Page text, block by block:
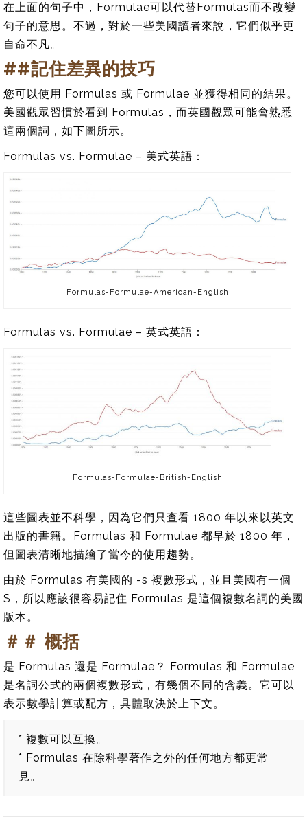
在上面的句子中，Formulae可以代替Formulas而不改變
句子的意思。不過，對於一些美國讀者來說，它們似乎更
自命不凡。
##記住差異的技巧
您可以使用 Formulas 或 Formulae 並獲得相同的結果。
美國觀眾習慣於看到 Formulas，而英國觀眾可能會熟悉
這兩個詞，如下圖所示。
Formulas vs. Formulae – 美式英語：
Formulas-Formulae-American-English
Formulas vs. Formulae – 英式英語：
Formulas-Formulae-British-English
這些圖表並不科學，因為它們只查看 1800 年以來以英文
出版的書籍。Formulas 和 Formulae 都早於 1800 年，
但圖表清晰地描繪了當今的使用趨勢。
由於 Formulas 有美國的 -s 複數形式，並且美國有一個
S，所以應該很容易記住 Formulas 是這個複數名詞的美國
版本。
＃＃ 概括
是 Formulas 還是 Formulae？ Formulas 和 Formulae
是名詞公式的兩個複數形式，有幾個不同的含義。它可以
表示數學計算或配方，具體取決於上下文。
* 複數可以互換。
* Formulas 在除科學著作之外的任何地方都更常
見。